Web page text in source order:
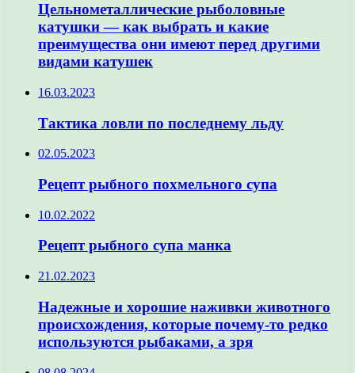
Цельнометаллические рыболовные
катушки — как выбрать и какие
преимущества они имеют перед другими
видами катушек
16.03.2023
Тактика ловли по последнему льду
02.05.2023
Рецепт рыбного похмельного супа
10.02.2022
Рецепт рыбного супа манка
21.02.2023
Надежные и хорошие наживки животного
происхождения, которые почему-то редко
используются рыбаками, а зря